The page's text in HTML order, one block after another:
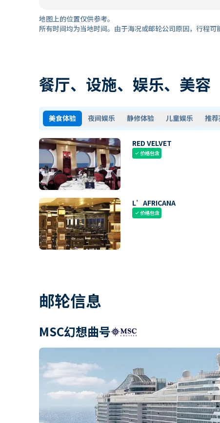
地图上的位置仅供参考。
所有时间均为当地时间。由于海况或邮轮公司原因，行程可
餐厅、设施、娱乐、美容
美食体验 夜间娱乐 静修体验 儿童娱乐 推
RED VELVET
check价格包含
L’AFRICANA
check价格包含
邮轮信息
MSC幻想曲号